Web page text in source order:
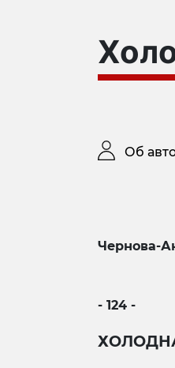
Об
Чернова-
- 124 -